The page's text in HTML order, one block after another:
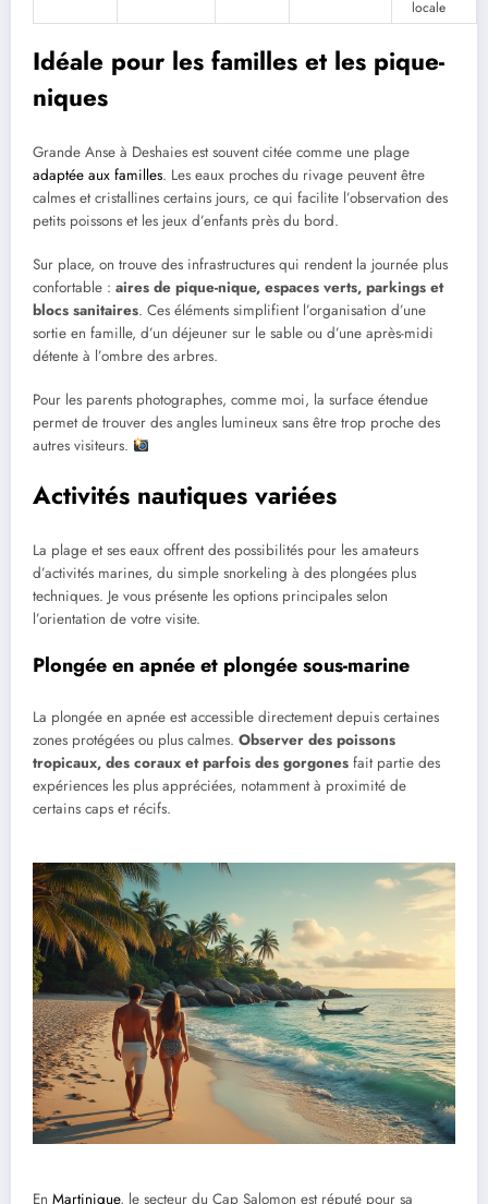
locale
Idéale pour les familles et les pique-
niques
Grande Anse à Deshaies est souvent citée comme une plage
adaptée aux familles. Les eaux proches du rivage peuvent être
calmes et cristallines certains jours, ce qui facilite l’observation des
petits poissons et les jeux d’enfants près du bord.
Sur place, on trouve des infrastructures qui rendent la journée plus
confortable : aires de pique-nique, espaces verts, parkings et
blocs sanitaires. Ces éléments simplifient l’organisation d’une
sortie en famille, d’un déjeuner sur le sable ou d’une après-midi
détente à l’ombre des arbres.
Pour les parents photographes, comme moi, la surface étendue
permet de trouver des angles lumineux sans être trop proche des
autres visiteurs.
Activités nautiques variées
La plage et ses eaux offrent des possibilités pour les amateurs
d’activités marines, du simple snorkeling à des plongées plus
techniques. Je vous présente les options principales selon
l’orientation de votre visite.
Plongée en apnée et plongée sous-marine
La plongée en apnée est accessible directement depuis certaines
zones protégées ou plus calmes. Observer des poissons
tropicaux, des coraux et parfois des gorgones fait partie des
expériences les plus appréciées, notamment à proximité de
certains caps et récifs.
En Martinique, le secteur du Cap Salomon est réputé pour sa